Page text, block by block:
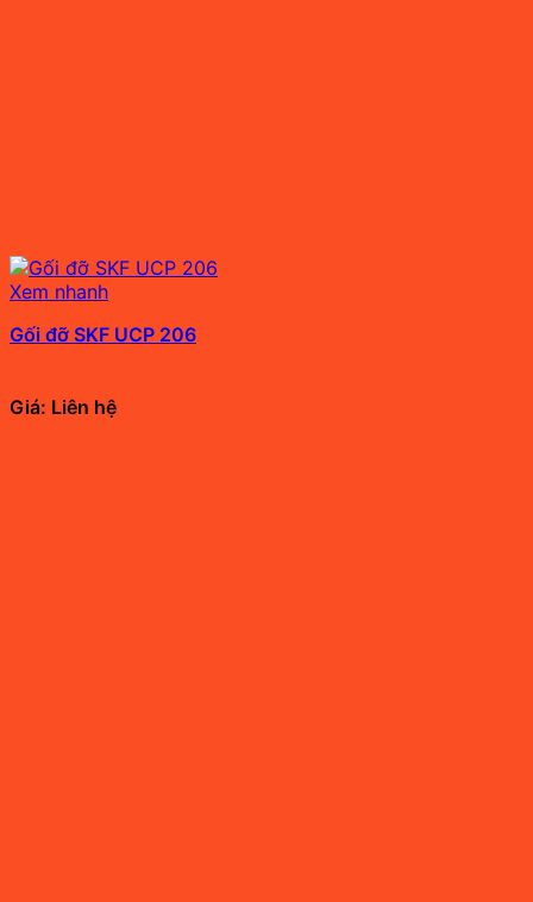
Xem nhanh
Gối đỡ SKF UCP 206
Giá: Liên hệ